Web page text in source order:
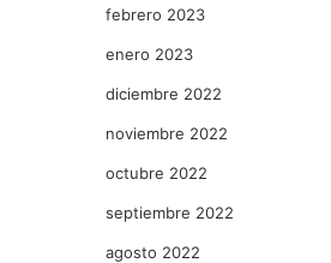
febrero 2023
enero 2023
diciembre 2022
noviembre 2022
octubre 2022
septiembre 2022
agosto 2022